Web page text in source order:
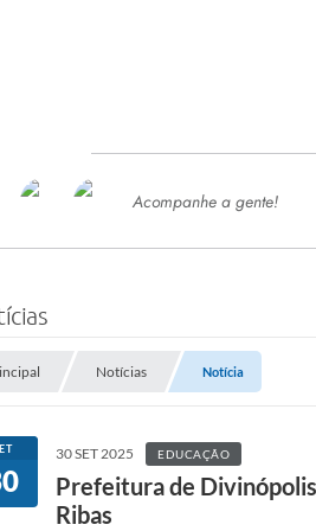
SERVIÇOS
SEMED
Processo de Contratação -
Concursos e Processos Seletivos
Acompanhe a gente!
Notícias Notícia
30 SET 2025 EDUCAÇÃO
Prefeitura de
Ribas